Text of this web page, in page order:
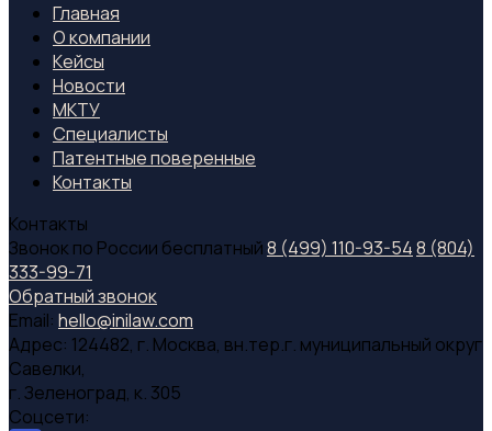
Главная
О компании
Кейсы
Новости
МКТУ
Специалиcты
Патентные поверенные
Контакты
Контакты
Звонок по России бесплатный8 (499) 110-93-548 (804)
333-99-71
Обратный звонок
Email: hello@inilaw.com
Адрес: 124482, г. Москва, вн.тер.г. муниципальный округ
Савелки,
г. Зеленоград, к. 305
Соцсети: